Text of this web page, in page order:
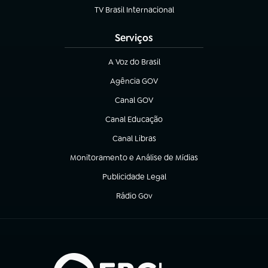
TV Brasil Internacional
(abre em nova aba)
Serviços
A Voz do Brasil
(abre em nova aba)
Agência GOV
(abre em nova aba)
Canal GOV
(abre em nova aba)
Canal Educação
(abre em nova aba)
Canal Libras
(abre em nova aba)
Monitoramento e Análise de Mídias
(abre em nova aba)
Publicidade Legal
(abre em nova aba)
Rádio Gov
(abre em nova aba)